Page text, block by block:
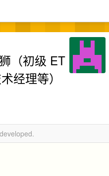
（初级 ET
经理等）